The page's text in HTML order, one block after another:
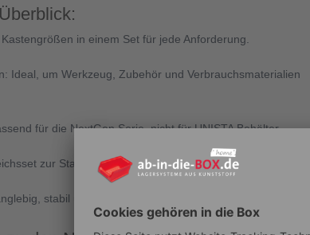
in einem Set für jede Anforderung.
Ideal, um Werkzeug, Zubehör und Verbrauchsmaterialien
für die NextGen Serie, nicht für UNISTA Behälter.
zur Stabilisierung in der Eurobox.
stabil und einfach zu reinigen.